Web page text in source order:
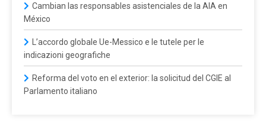
Cambian las responsables asistenciales de la AIA en
México
L’accordo globale Ue-Messico e le tutele per le
indicazioni geografiche
Reforma del voto en el exterior: la solicitud del CGIE al
Parlamento italiano